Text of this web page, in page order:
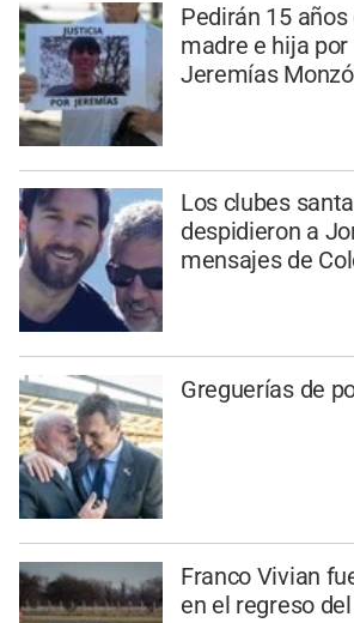
Pedirán 15
madre e hija
Jeremías
Los clubes
despidieron a
mensajes de
Greguerías de
Franco Vivian
en el regreso